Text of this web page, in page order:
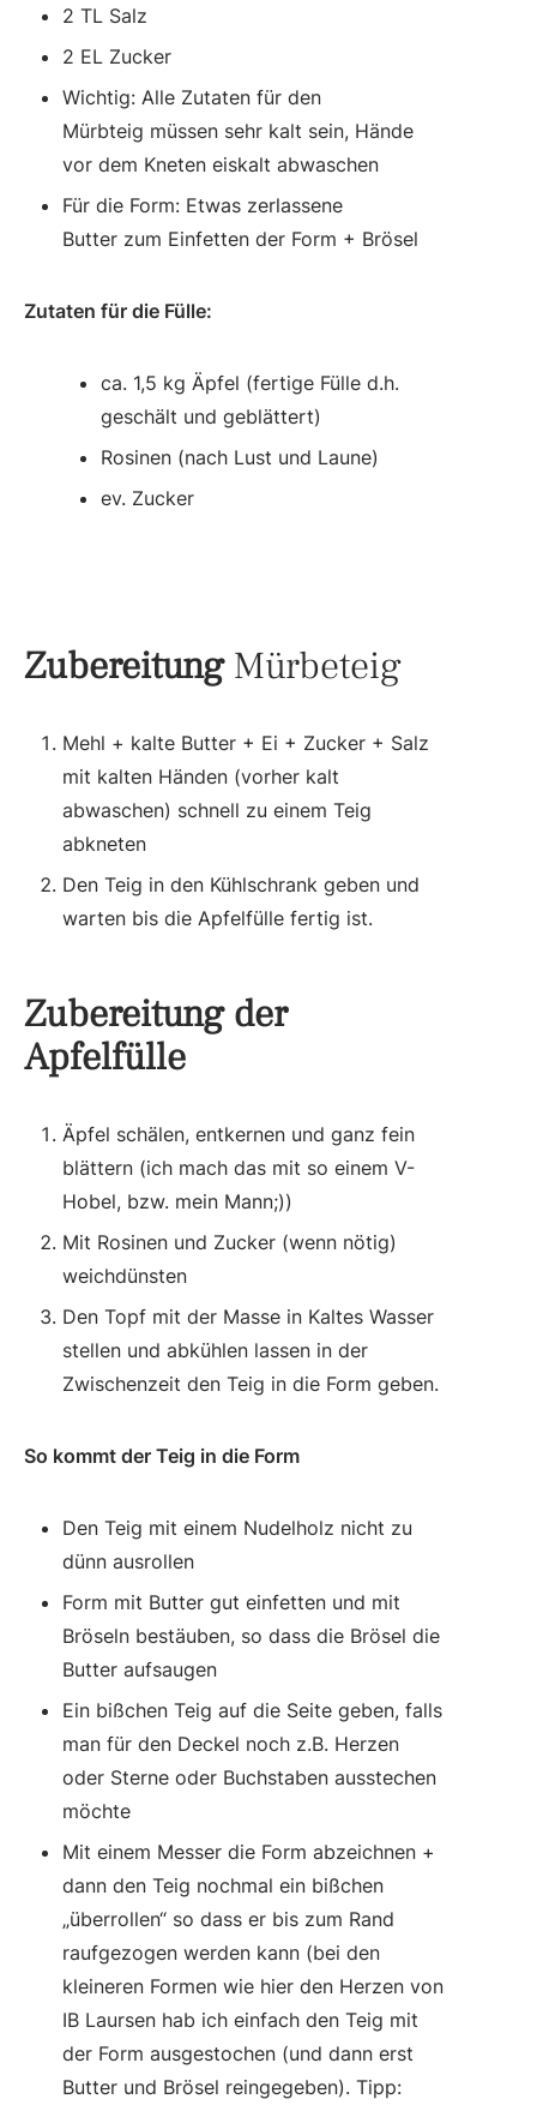
2 TL Salz
2 EL Zucker
Wichtig: Alle Zutaten für den
Mürbteig müssen sehr kalt sein, Hände
vor dem Kneten eiskalt abwaschen
Für die Form: Etwas zerlassene
Butter zum Einfetten der Form + Brösel
Zutaten für die Fülle:
ca. 1,5 kg Äpfel (fertige Fülle d.h.
geschält und geblättert)
Rosinen (nach Lust und Laune)
ev. Zucker
ZubereitungMürbeteig
Mehl + kalte Butter + Ei + Zucker + Salz
mit kalten Händen (vorher kalt
abwaschen) schnell zu einem Teig
abkneten
Den Teig in den Kühlschrank geben und
warten bis die Apfelfülle fertig ist.
Zubereitung der
Apfelfülle
Äpfel schälen, entkernen und ganz fein
blättern (ich mach das mit so einem V-
Hobel, bzw. mein Mann;))
Mit Rosinen und Zucker (wenn nötig)
weichdünsten
Den Topf mit der Masse in Kaltes Wasser
stellen und abkühlen lassen in der
Zwischenzeit den Teig in die Form geben.
So kommt der Teig in die Form
Den Teig mit einem Nudelholz nicht zu
dünn ausrollen
Form mit Butter gut einfetten und mit
Bröseln bestäuben, so dass die Brösel die
Butter aufsaugen
Ein bißchen Teig auf die Seite geben, falls
man für den Deckel noch z.B. Herzen
oder Sterne oder Buchstaben ausstechen
möchte
Mit einem Messer die Form abzeichnen +
dann den Teig nochmal ein bißchen
„überrollen“ so dass er bis zum Rand
raufgezogen werden kann (bei den
kleineren Formen wie hier den Herzen von
IB Laursen hab ich einfach den Teig mit
der Form ausgestochen (und dann erst
Butter und Brösel reingegeben). Tipp: